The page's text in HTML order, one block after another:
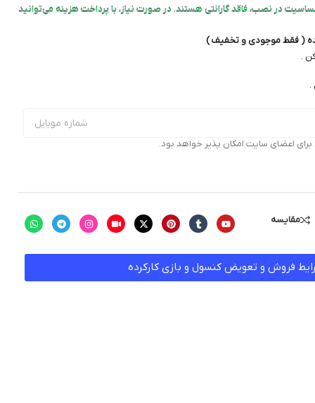
در نصب، فاقد گارانتی هستند. در صورت نیاز، با پرداخت هزینه می‌توانید
( فقط موجودی و تخفیف )
.
.
اعضای سایت امکان پذیر خواهد بود.
مقایسه
فروش و تعویض کنسول و بازی کارکرده